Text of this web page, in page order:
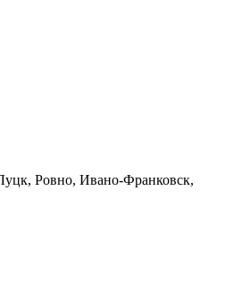
Ровно, Ивано-Франковск,